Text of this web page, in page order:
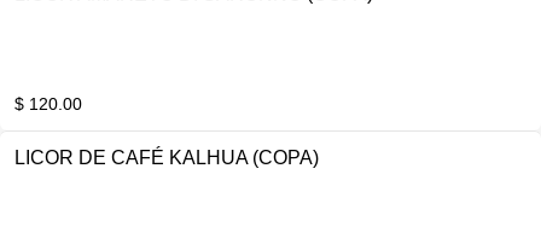
$ 120.00
LICOR DE CAFÉ KALHUA (COPA)